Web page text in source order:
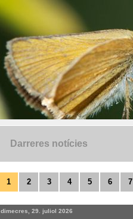
Darreres notícies
1 2 3 4 5 6 7
dimecres, 29. juliol 2026